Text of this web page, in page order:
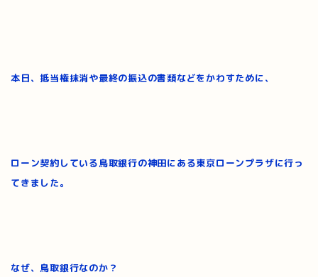
本日、抵当権抹消や最終の振込の書類などをかわすために、
ローン契約している鳥取銀行の神田にある東京ローンプラザに行っ
てきました。
なぜ、鳥取銀行なのか？